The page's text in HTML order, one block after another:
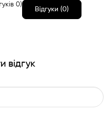
0)
Відгуки (0)
відгук